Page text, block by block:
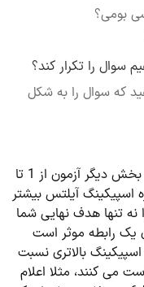
بومی؟
سوال را تکرار کند؟
که سوال را به شکل
اسپیکینگ آیلتس از لحاظ نمره مانند سه بخش دیگر آزمون از 1 تا
اسپیکینگ آیلتس بیشتر
تنها هدف نهایی شما
یک رابطه موثر است
بالاتری نسبت
می کنند، مثلا اعلام